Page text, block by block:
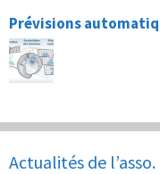
Prévisions
Actualités de l’asso.